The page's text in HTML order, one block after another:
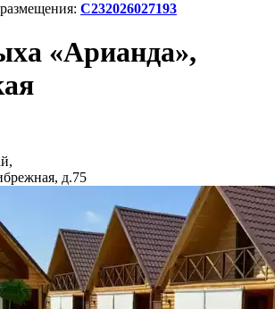
С232026027193
«Арианда»,
д.75